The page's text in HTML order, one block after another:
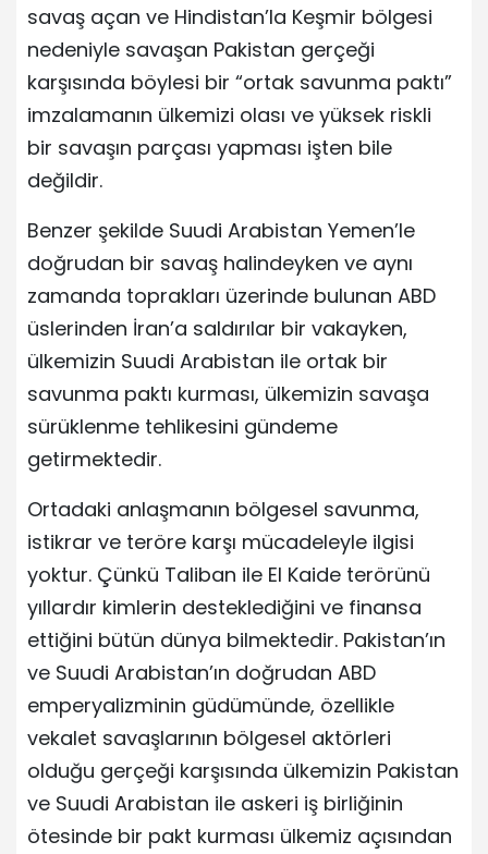
savaş açan ve Hindistan’la Keşmir bölgesi
nedeniyle savaşan Pakistan gerçeği
karşısında böylesi bir “ortak savunma paktı”
imzalamanın ülkemizi olası ve yüksek riskli
bir savaşın parçası yapması işten bile
değildir.
Benzer şekilde Suudi Arabistan Yemen’le
doğrudan bir savaş halindeyken ve aynı
zamanda toprakları üzerinde bulunan ABD
üslerinden İran’a saldırılar bir vakayken,
ülkemizin Suudi Arabistan ile ortak bir
savunma paktı kurması, ülkemizin savaşa
sürüklenme tehlikesini gündeme
getirmektedir.
Ortadaki anlaşmanın bölgesel savunma,
istikrar ve teröre karşı mücadeleyle ilgisi
yoktur. Çünkü Taliban ile El Kaide terörünü
yıllardır kimlerin desteklediğini ve finansa
ettiğini bütün dünya bilmektedir. Pakistan’ın
ve Suudi Arabistan’ın doğrudan ABD
emperyalizminin güdümünde, özellikle
vekalet savaşlarının bölgesel aktörleri
olduğu gerçeği karşısında ülkemizin Pakistan
ve Suudi Arabistan ile askeri iş birliğinin
ötesinde bir pakt kurması ülkemiz açısından